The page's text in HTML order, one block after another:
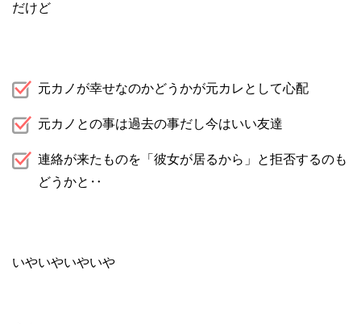
だけど
元カノが幸せなのかどうかが元カレとして心配
元カノとの事は過去の事だし今はいい友達
連絡が来たものを「彼女が居るから」と拒否するのも
どうかと‥
いやいやいやいや